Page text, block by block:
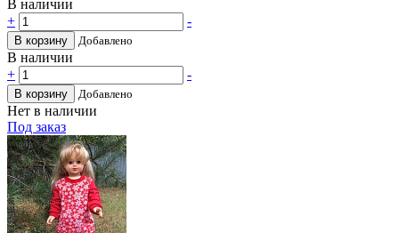
В наличии
+
-
В корзину Добавлено
В наличии
+
-
В корзину Добавлено
Нет в наличии
Под заказ